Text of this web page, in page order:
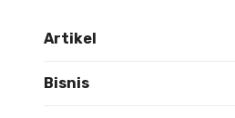
Artikel
Bisnis